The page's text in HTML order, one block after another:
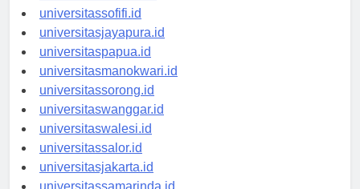
universitasmaluku.id
universitassofifi.id
universitasjayapura.id
universitaspapua.id
universitasmanokwari.id
universitassorong.id
universitaswanggar.id
universitaswalesi.id
universitassalor.id
universitasjakarta.id